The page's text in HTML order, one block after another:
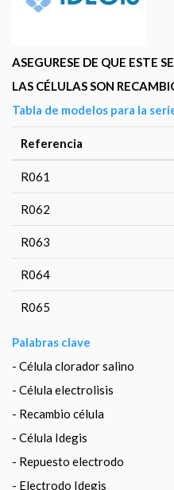
ASEGURESE DE QUE ESTE
LAS CÉLULAS SON
Tabla de modelos para la
Referencia
R061
R062
R063
R064
R065
Palabras clave
- Célula clorador salino
- Célula electrolisis
- Recambio célula
- Célula Idegis
- Repuesto electrodo
- Electrodo Idegis